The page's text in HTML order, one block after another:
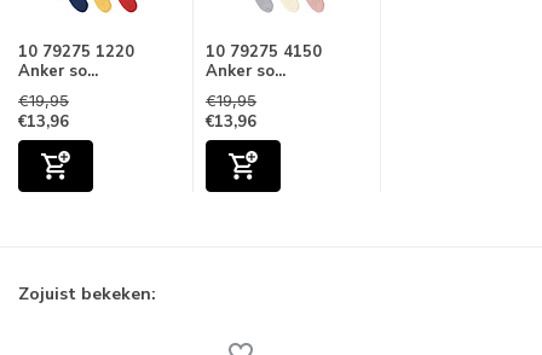
10 79275 1220
Anker so...
€19,95
€13,96
10 79275 4150
Anker so...
€19,95
€13,96
Zojuist bekeken: